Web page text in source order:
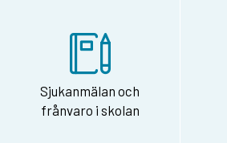
Sjukanmälan och
frånvaro i skolan